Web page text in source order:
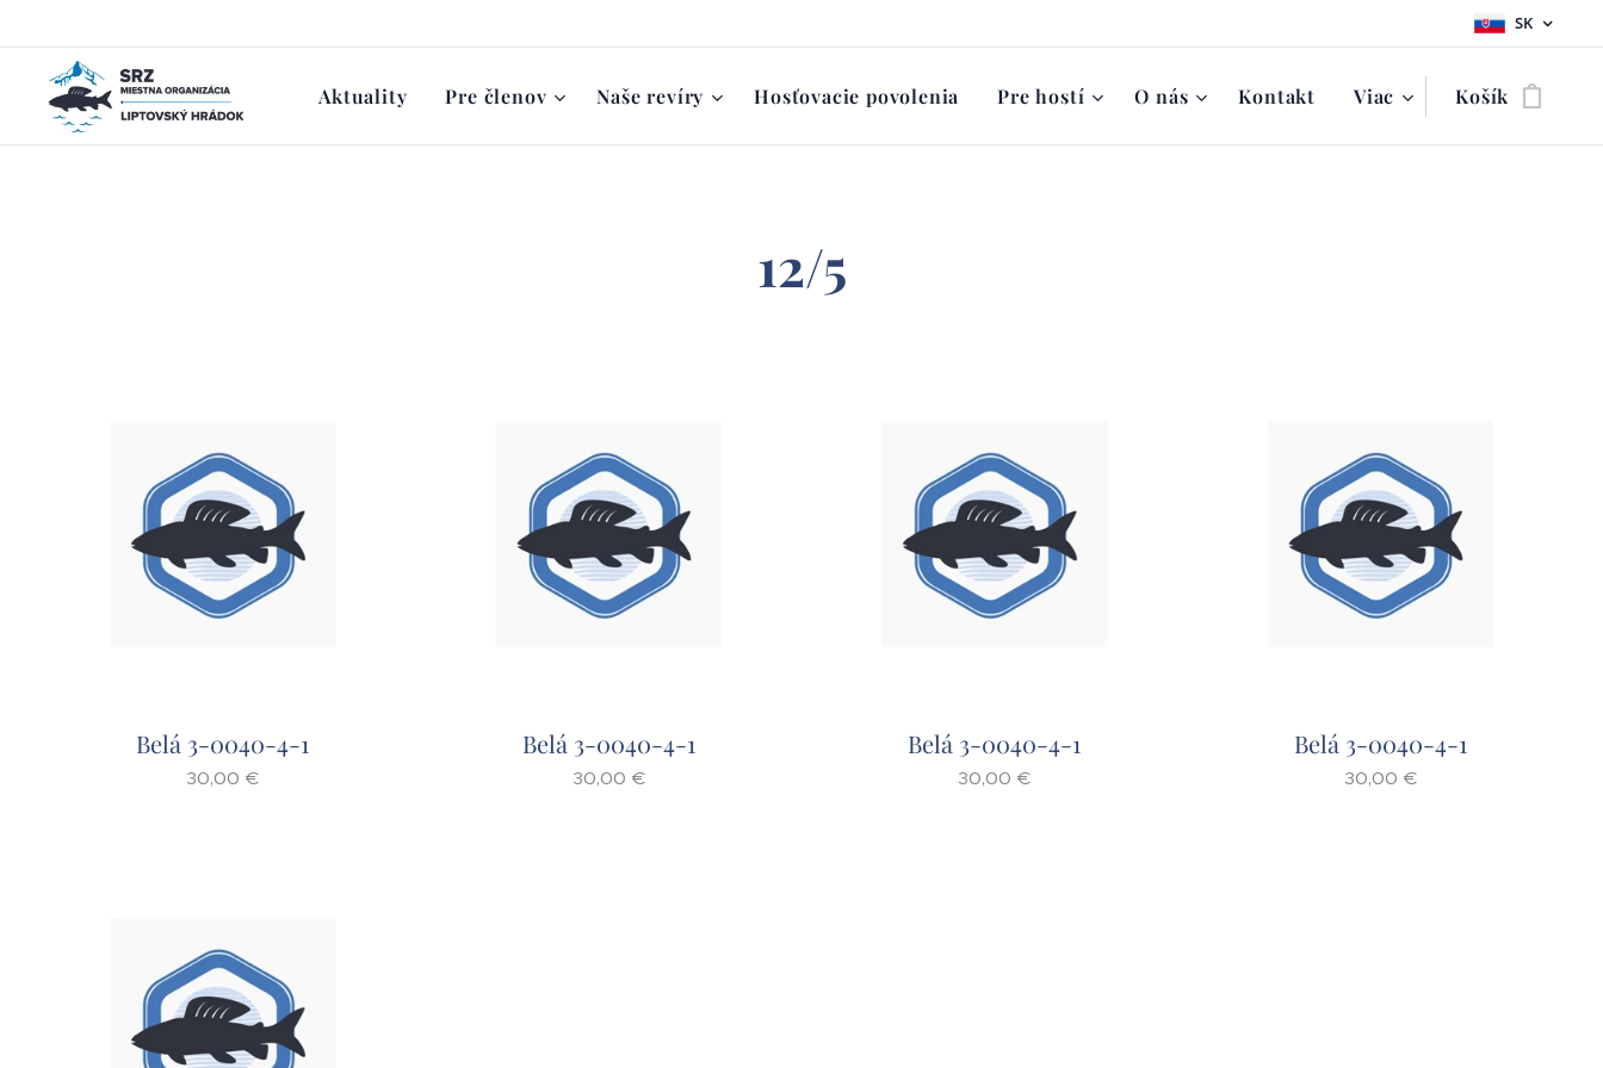
SK
Aktuality Pre členov Naše revíry Hosťovacie povolenia Pre hostí O nás Kontakt Viac Košík
12/5
Belá 3-0040-4-1
30,00 €
Belá 3-0040-4-1
30,00 €
Belá 3-0040-4-1
30,00 €
Belá 3-0040-4-1
30,00 €